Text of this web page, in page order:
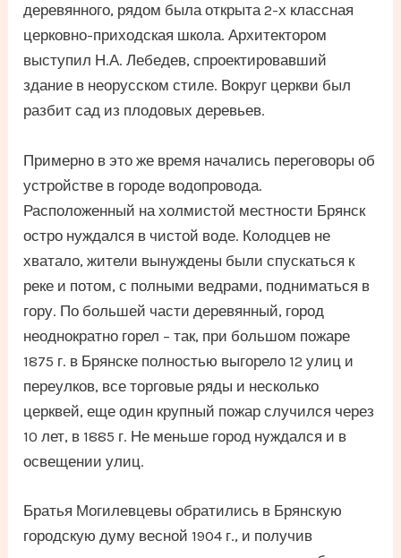
деревянного, рядом была открыта 2-х классная
церковно-приходская школа. Архитектором
выступил Н.А. Лебедев, спроектировавший
здание в неорусском стиле. Вокруг церкви был
разбит сад из плодовых деревьев.
Примерно в это же время начались переговоры об
устройстве в городе водопровода.
Расположенный на холмистой местности Брянск
остро нуждался в чистой воде. Колодцев не
хватало, жители вынуждены были спускаться к
реке и потом, с полными ведрами, подниматься в
гору. По большей части деревянный, город
неоднократно горел – так, при большом пожаре
1875 г. в Брянске полностью выгорело 12 улиц и
переулков, все торговые ряды и несколько
церквей, еще один крупный пожар случился через
10 лет, в 1885 г. Не меньше город нуждался и в
освещении улиц.
Братья Могилевцевы обратились в Брянскую
городскую думу весной 1904 г., и получив